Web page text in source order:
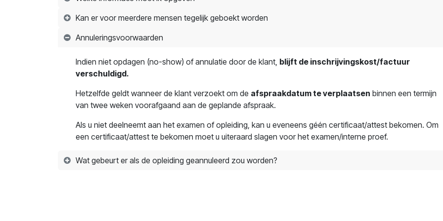
Kan er voor meerdere mensen tegelijk geboekt worden
Annuleringsvoorwaarden
Indien niet opdagen (no-show) of annulatie door de klant, blijft de inschrijvingskost/factuur
verschuldigd.
Hetzelfde geldt wanneer de klant verzoekt om de afspraakdatum te verplaatsen binnen een termijn
van twee weken voorafgaand aan de geplande afspraak.
Als u niet deelneemt aan het examen of opleiding, kan u eveneens géén certificaat/attest bekomen. Om
een certificaat/attest te bekomen moet u uiteraard slagen voor het examen/interne proef.
Wat gebeurt er als de opleiding geannuleerd zou worden?